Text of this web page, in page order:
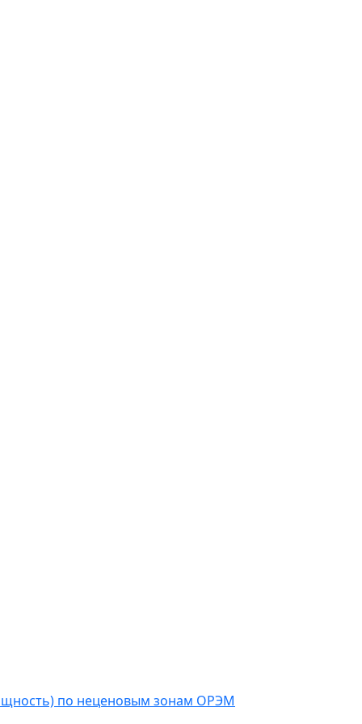
по неценовым зонам ОРЭМ